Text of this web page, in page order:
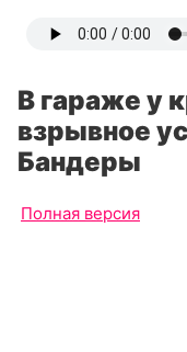
В гараже у
взрывное
Бандеры
Полная версия